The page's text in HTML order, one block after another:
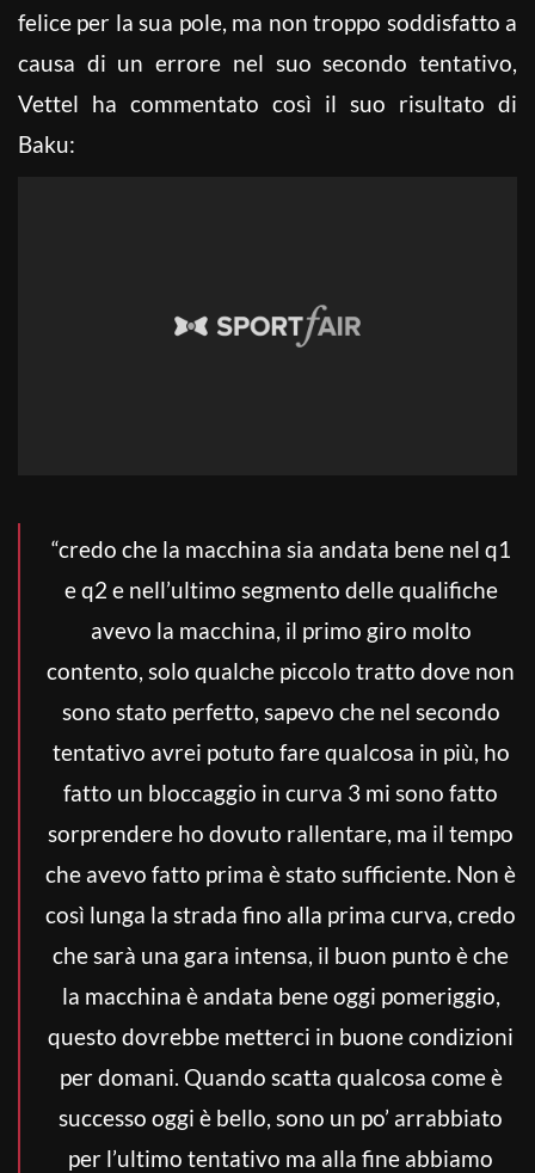
felice per la sua pole, ma non troppo soddisfatto a
causa di un errore nel suo secondo tentativo,
Vettel ha commentato così il suo risultato di
Baku:
“credo che la macchina sia andata bene nel q1
e q2 e nell’ultimo segmento delle qualifiche
avevo la macchina, il primo giro molto
contento, solo qualche piccolo tratto dove non
sono stato perfetto, sapevo che nel secondo
tentativo avrei potuto fare qualcosa in più, ho
fatto un bloccaggio in curva 3 mi sono fatto
sorprendere ho dovuto rallentare, ma il tempo
che avevo fatto prima è stato sufficiente. Non è
così lunga la strada fino alla prima curva, credo
che sarà una gara intensa, il buon punto è che
la macchina è andata bene oggi pomeriggio,
questo dovrebbe metterci in buone condizioni
per domani. Quando scatta qualcosa come è
successo oggi è bello, sono un po’ arrabbiato
per l’ultimo tentativo ma alla fine abbiamo